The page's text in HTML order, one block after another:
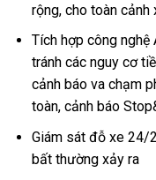
rộng, cho toàn cảnh
Tích hợp công nghệ
tránh các nguy cơ
cảnh báo va chạm
toàn, cảnh báo
Giám sát đỗ xe 24/
bất thường xảy ra